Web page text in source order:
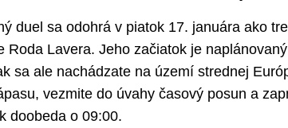
duel sa odohrá v piatok 17. januára ako
Roda Lavera. Jeho začiatok je
sa ale nachádzate na území strednej
vezmite do úvahy časový posun a
doobeda o 09:00.